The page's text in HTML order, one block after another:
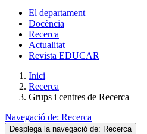
El departament
Docència
Recerca
Actualitat
Revista EDUCAR
Inici
Recerca
Grups i centres de Recerca
Navegació de: Recerca
Desplega la navegació de: Recerca